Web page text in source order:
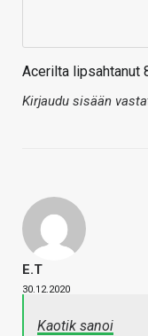
Acerilta lipsahtanut
Kirjaudu sisään
E.T
30.12.2020
Kaotik sanoi